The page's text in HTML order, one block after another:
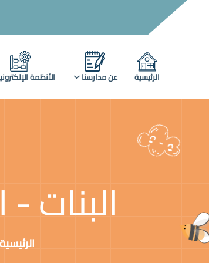
الرئيسية عن مدارسنا الأنظمة
البنات -
الرئيسية